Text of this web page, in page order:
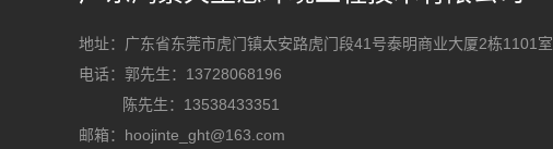
地址：广东省东莞市虎门镇太安路虎门段41号泰明商业大厦2栋1101室
电话：郭先生：13728068196
陈先生：13538433351
邮箱：hoojinte_ght@163.com